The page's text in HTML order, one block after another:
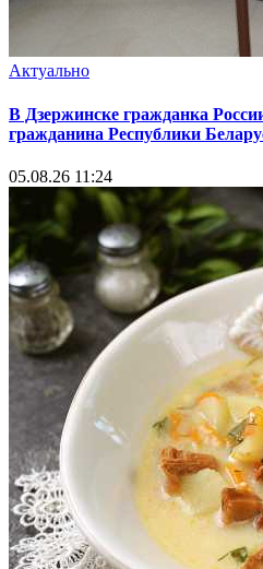
Актуально
В Дзержинске гражданка
гражданина Республики
05.08.26 11:24